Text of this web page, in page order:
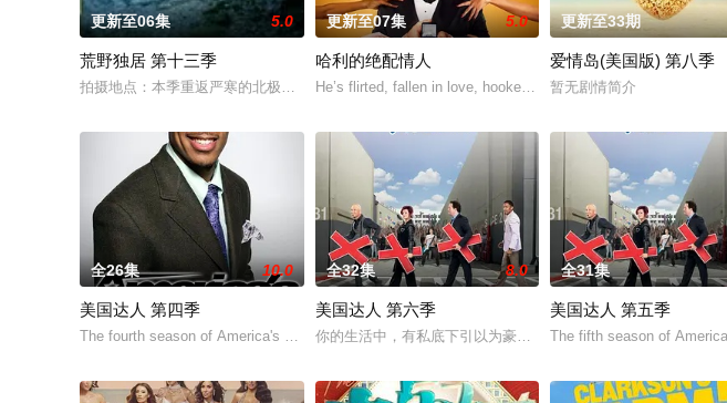
更新至06集 5.0
荒野独居 第十三季
拍摄地点：本季重返严寒的北极圈，拍摄地位于加拿大西北地区阿克拉维克（Aklavik）附近的理查森
更新至07集 5.0
哈利的绝配情人
He’s flirted, fallen in love, hooked up, and broken up. He
更新至33期
爱情岛(美国版) 第八季
暂无剧情简介
全26集 10.0
美国达人 第四季
The fourth season of America's Got Talent, an American
全32集 8.0
美国达人 第六季
你的生活中，有私底下引以为豪，却不敢拿出来显的绝活吗？
全31集
美国达人 第五季
The fifth season of